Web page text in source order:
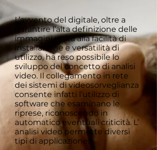
L’avvento del digitale, oltre a
garantire l’alta definizione delle
immagini unita alla facilità di
installazione e versatilità di
utilizzo, ha reso possibile lo
sviluppo del concetto di analisi
video. Il collegamento in rete
dei sistemi di videosorveglianza
consente infatti l’utilizzo di
software che esaminano le
riprese, riconoscendo in
automatico eventuali criticità. L’
analisi video permette diversi
tipi di applicazione: